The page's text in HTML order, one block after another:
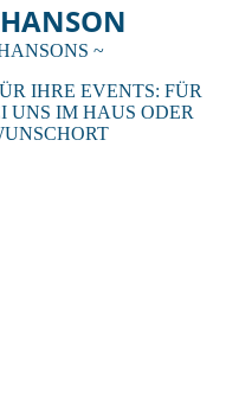
~
IHRE EVENTS: FÜR
UNS IM HAUS ODER